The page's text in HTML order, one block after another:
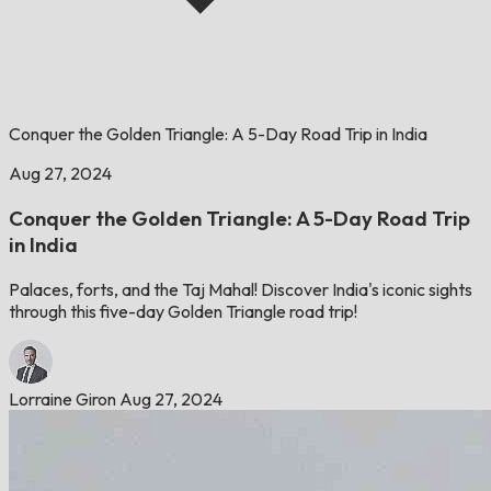
Conquer the Golden Triangle: A 5-Day Road Trip in India
Aug 27, 2024
Conquer the Golden Triangle: A 5-Day Road Trip
in India
Palaces, forts, and the Taj Mahal! Discover India's iconic sights
through this five-day Golden Triangle road trip!
Lorraine Giron Aug 27, 2024